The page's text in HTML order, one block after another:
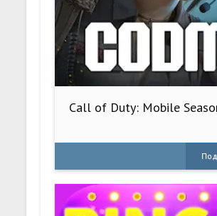
Call of Duty: Mobile